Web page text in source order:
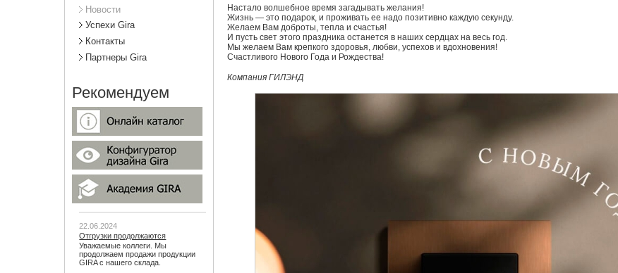
Настало волшебное время загадывать желания!
Жизнь — это подарок, и проживать ее надо позитивно каждую секунду.
Желаем Вам доброты, тепла и счастья!
И пусть свет этого праздника останется в наших сердцах на весь год.
Мы желаем Вам крепкого здоровья, любви, успехов и вдохновения!
Счастливого Нового Года и Рождества!
Компания ГИЛЭНД
Подразделы
Новости
Успехи Gira
Контакты
Партнеры Gira
Рекомендуем
22.06.2024
Отгрузки продолжаются
Уважаемые коллеги. Мы
продолжаем продажи продукции
GIRA с нашего склада.